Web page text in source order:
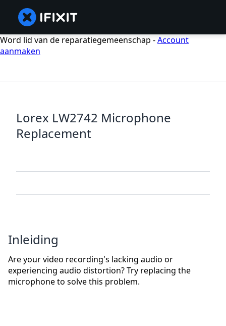
Word lid van de reparatiegemeenschap -Account
aanmaken
Lorex LW2742 Microphone
Replacement
Inleiding
Are your video recording's lacking audio or
experiencing audio distortion? Try replacing the
microphone to solve this problem.